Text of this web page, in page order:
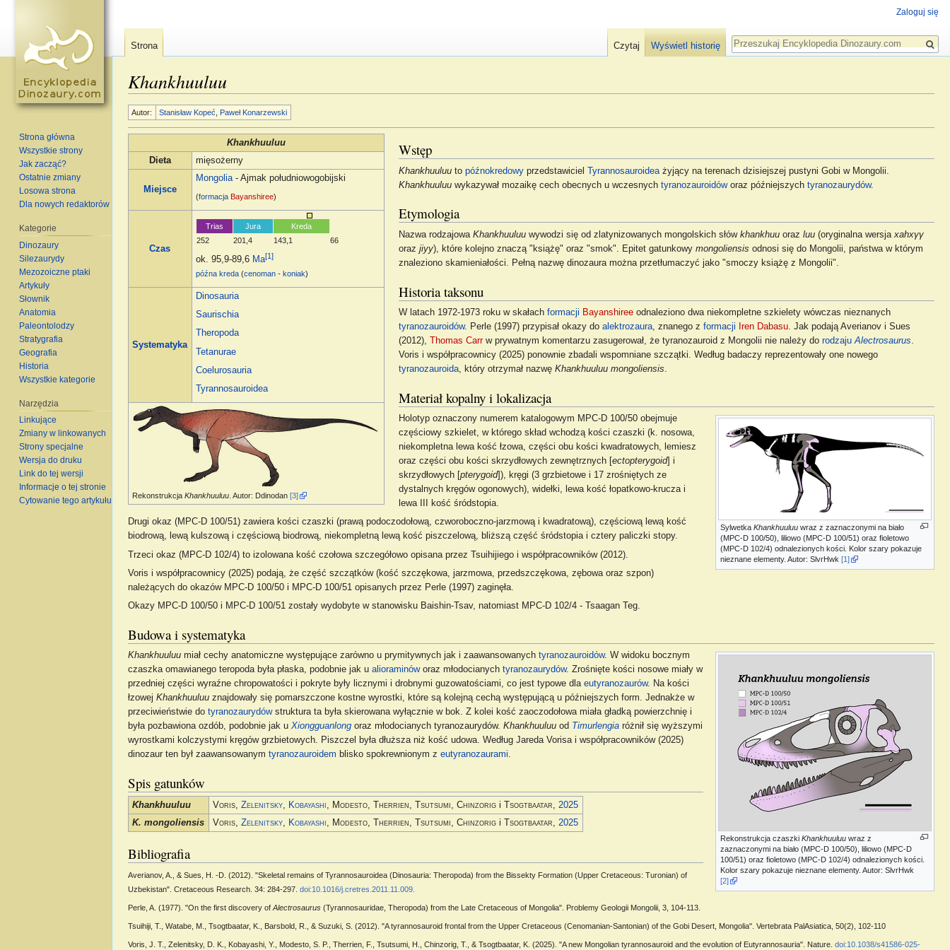
Khankhuuluu
Autor: Stanisław Kopeć ,Paweł Konarzewski
Khankhuuluu
Dieta
mięsożerny
Miejsce
Mongolia- Ajmak południowogobijski
(formacja Bayanshiree)
Czas
Trias
252
Jura
201,4
Kreda
143,1
66
ok. 95,9-89,6 Ma[1]
późna kreda (cenoman - koniak)
Systematyka
Dinosauria
Saurischia
Theropoda
Tetanurae
Coelurosauria
Tyrannosauroidea
RekonstrukcjaKhankhuuluu . Autor: Ddinodan[3]
Wstęp
Khankhuuluuto późnokredowyprzedstawiciel Tyrannosauroideażyjący na terenach dzisiejszej pustyni Gobi w Mongolii.
Khankhuuluuwykazywał mozaikę cech obecnych u wczesnych tyranozauroidóworaz późniejszych tyranozaurydów.
Etymologia
Nazwa rodzajowa Khankhuuluuwywodzi się od zlatynizowanych mongolskich słów khankhuuoraz luu(oryginalna wersja xahxγγ
oraz jiyy), które kolejno znaczą "książę" oraz "smok". Epitet gatunkowy mongoliensis odnosi się do Mongolii, państwa w którym
znaleziono skamieniałości. Pełną nazwę dinozaura można przetłumaczyć jako "smoczy książę z Mongolii".
Historia taksonu
W latach 1972-1973 roku w skałach formacji Bayanshireeodnaleziono dwa niekompletne szkielety wówczas nieznanych
tyranozauroidów. Perle (1997) przypisał okazy do alektrozaura, znanego z formacji Iren Dabasu. Jak podają Averianov i Sues
(2012), Thomas Carrw prywatnym komentarzu zasugerował, że tyranozauroid z Mongolii nie należy do rodzaju Alectrosaurus.
Voris i współpracownicy (2025) ponownie zbadali wspomniane szczątki. Według badaczy reprezentowały one nowego
tyranozauroida, który otrzymał nazwę Khankhuuluu mongoliensis.
Materiał kopalny i lokalizacja
SylwetkaKhankhuuluu wraz z zaznaczonymi na biało
(MPC-D 100/50), liliowo (MPC-D 100/51) oraz fioletowo
(MPC-D 102/4) odnalezionych kości. Kolor szary pokazuje
nieznane elementy. Autor: SlvrHwk[1]
Holotyp oznaczony numerem katalogowym MPC-D 100/50 obejmuje
częściowy szkielet, w którego skład wchodzą kości czaszki (k. nosowa,
niekompletna lewa kość łzowa, części obu kości kwadratowych, lemiesz
oraz części obu kości skrzydłowych zewnętrznych [ ectopterygoid] i
skrzydłowych [ pterygoid]), kręgi (3 grzbietowe i 17 zrośniętych ze
dystalnych kręgów ogonowych), widełki, lewa kość łopatkowo-krucza i
lewa III kość śródstopia.
Drugi okaz (MPC-D 100/51) zawiera kości czaszki (prawą podoczodołową, czworoboczno-jarzmową i kwadratową), częściową lewą kość
biodrową, lewą kulszową i częściową biodrową, niekompletną lewą kość piszczelową, bliższą część śródstopia i cztery paliczki stopy.
Trzeci okaz (MPC-D 102/4) to izolowana kość czołowa szczegółowo opisana przez Tsuihijiego i współpracowników (2012).
Voris i współpracownicy (2025) podają, że część szczątków (kość szczękowa, jarzmowa, przedszczękowa, zębowa oraz szpon)
należących do okazów MPC-D 100/50 i MPC-D 100/51 opisanych przez Perle (1997) zaginęła.
Okazy MPC-D 100/50 i MPC-D 100/51 zostały wydobyte w stanowisku Baishin-Tsav, natomiast MPC-D 102/4 - Tsaagan Teg.
Budowa i systematyka
Rekonstrukcja czaszkiKhankhuuluu wraz z
zaznaczonymi na biało (MPC-D 100/50), liliowo (MPC-D
100/51) oraz fioletowo (MPC-D 102/4) odnalezionych kości.
Kolor szary pokazuje nieznane elementy. Autor: SlvrHwk
[2]
Khankhuuluumiał cechy anatomiczne występujące zarówno u prymitywnych jak i zaawansowanych tyranozauroidów. W widoku bocznym
czaszka omawianego teropoda była płaska, podobnie jak u alioraminóworaz młodocianych tyranozaurydów. Zrośnięte kości nosowe miały w
przedniej części wyraźne chropowatości i pokryte były licznymi i drobnymi guzowatościami, co jest typowe dla eutyranozaurów. Na kości
łzowej Khankhuuluuznajdowały się pomarszczone kostne wyrostki, które są kolejną cechą występującą u późniejszych form. Jednakże w
przeciwieństwie do tyranozaurydówstruktura ta była skierowana wyłącznie w bok. Z kolei kość zaoczodołowa miała gładką powierzchnię i
była pozbawiona ozdób, podobnie jak u Xiongguanlongoraz młodocianych tyranozaurydów. Khankhuuluuod Timurlengiaróżnił się wyższymi
wyrostkami kolczystymi kręgów grzbietowych. Piszczel była dłuższa niż kość udowa. Według Jareda Vorisa i współpracowników (2025)
dinozaur ten był zaawansowanym tyranozauroidem blisko spokrewnionym z eutyranozaurami.
Spis gatunków
Khankhuuluu Voris,Zelenitsky, Kobayashi, Modesto, Therrien, Tsutsumi, Chinzorig i Tsogtbaatar,2025
K. mongoliensis
Voris,Zelenitsky, Kobayashi, Modesto, Therrien, Tsutsumi, Chinzorig i Tsogtbaatar,2025
Bibliografia
Averianov, A., & Sues, H. -D. (2012). "Skeletal remains of Tyrannosauroidea (Dinosauria: Theropoda) from the Bissekty Formation (Upper Cretaceous: Turonian) of
Uzbekistan". Cretaceous Research. 34: 284-297. doi:10.1016/j.cretres.2011.11.009.
Perle, A. (1977). "On the first discovery of Alectrosaurus(Tyrannosauridae, Theropoda) from the Late Cretaceous of Mongolia". Problemy Geologii Mongolii, 3, 104-113.
Tsuihiji, T., Watabe, M., Tsogtbaatar, K., Barsbold, R., & Suzuki, S. (2012). "A tyrannosauroid frontal from the Upper Cretaceous (Cenomanian-Santonian) of the Gobi Desert, Mongolia". Vertebrata PalAsiatica, 50(2), 102-110
Voris, J. T., Zelenitsky, D. K., Kobayashi, Y., Modesto, S. P., Therrien, F., Tsutsumi, H., Chinzorig, T., & Tsogtbaatar, K. (2025). "A new Mongolian tyrannosauroid and the evolution of Eutyrannosauria". Nature. doi:10.1038/s41586-025-
Zaloguj się
Strona Czytaj Wyświetl historię
Szukaj
Strona główna
Wszystkie strony
Jak zacząć?
Ostatnie zmiany
Losowa strona
Dla nowych redaktorów
Kategorie
Dinozaury
Silezaurydy
Mezozoiczne ptaki
Artykuły
Słownik
Anatomia
Paleontolodzy
Stratygrafia
Geografia
Historia
Wszystkie kategorie
Narzędzia
Linkujące
Zmiany w linkowanych
Strony specjalne
Wersja do druku
Link do tej wersji
Informacje o tej stronie
Cytowanie tego artykułu